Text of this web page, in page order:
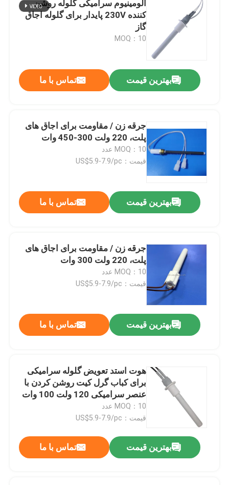
دستگاه اوزون تجاری
دستگاه ازن قابل حمل
مقاومت ولتاژ بالا
آلومینیوم سرامیکی گلوله روشن
کننده 230V پایدار برای گلوله اجاق
گاز
MOQ：10
بهترین قیمت تماس با ما
جرقه زن / مقاومت برای اجاق های
پلت، 220 ولت 300-450 وات
MOQ：10 عدد
قیمت：US$5.9-7.9/pc
بهترین قیمت تماس با ما
جرقه زن / مقاومت برای اجاق های
پلت، 220 ولت 300 وات
MOQ：10 عدد
قیمت：US$5.9-7.9/pc
بهترین قیمت تماس با ما
هوت استد تعویض گلوله سرامیکی
برای کباب گرل کیت روشن کردن با
عنصر سرامیکی 120 ولت 100 وات
MOQ：10 عدد
قیمت：US$5.9-7.9/pc
بهترین قیمت تماس با ما